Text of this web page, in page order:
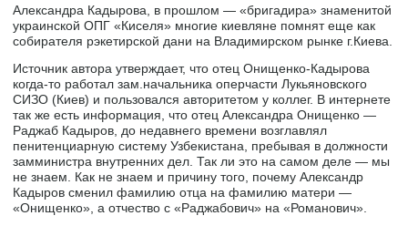
Александра Кадырова, в прошлом — «бригадира» знаменитой
украинской ОПГ «Киселя» многие киевляне помнят еще как
собирателя рэкетирской дани на Владимирском рынке г.Киева.
Источник автора утверждает, что отец Онищенко-Кадырова
когда-то работал зам.начальника оперчасти Лукьяновского
СИЗО (Киев) и пользовался авторитетом у коллег. В интернете
так же есть информация, что отец Александра Онищенко —
Раджаб Кадыров, до недавнего времени возглавлял
пенитенциарную систему Узбекистана, пребывая в должности
замминистра внутренних дел. Так ли это на самом деле — мы
не знаем. Как не знаем и причину того, почему Александр
Кадыров сменил фамилию отца на фамилию матери —
«Онищенко», а отчество с «Раджабович» на «Романович».